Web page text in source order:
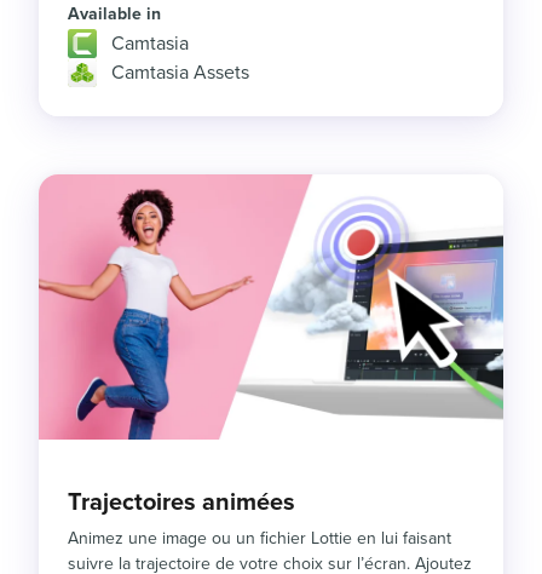
Available in
Camtasia
Camtasia Assets
Trajectoires animées
Animez une image ou un fichier Lottie en lui faisant
suivre la trajectoire de votre choix sur l’écran. Ajoutez